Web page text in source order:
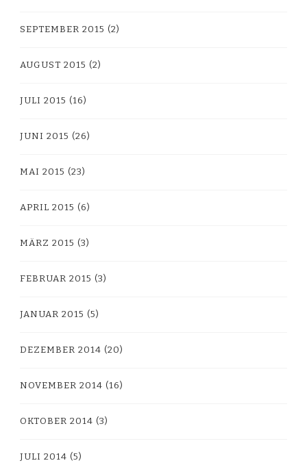
SEPTEMBER 2015 (2)
AUGUST 2015 (2)
JULI 2015 (16)
JUNI 2015 (26)
MAI 2015 (23)
APRIL 2015 (6)
MÄRZ 2015 (3)
FEBRUAR 2015 (3)
JANUAR 2015 (5)
DEZEMBER 2014 (20)
NOVEMBER 2014 (16)
OKTOBER 2014 (3)
JULI 2014 (5)